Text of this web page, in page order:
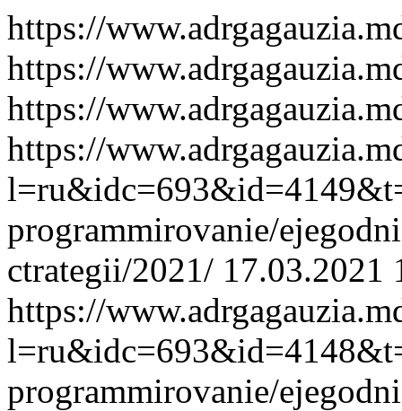
https://
https://
https://
https://
programmirovanie/
ctrategii/2021/ 17.03.2021
https://
programmirovanie/